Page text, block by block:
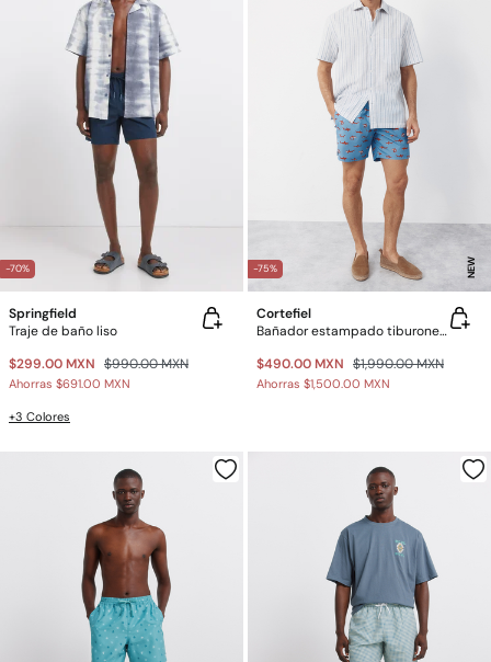
-70%
Springfield
Traje de baño liso
$299.00 MXN $990.00 MXN
Ahorras $691.00 MXN
+3 Colores
-75% NEW
Cortefiel
Bañador estampado tiburones grandes
$490.00 MXN $1,990.00 MXN
Ahorras $1,500.00 MXN